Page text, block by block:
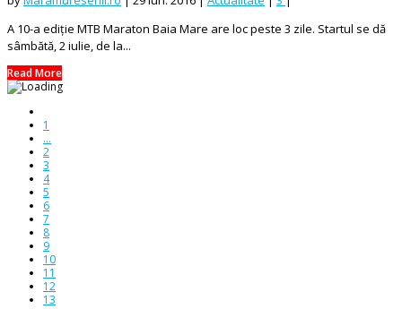
A 10-a ediție MTB Maraton Baia Mare are loc peste 3 zile. Startul se dă
sâmbătă, 2 iulie, de la...
Read More
1
...
2
3
4
5
6
7
8
9
10
11
12
13